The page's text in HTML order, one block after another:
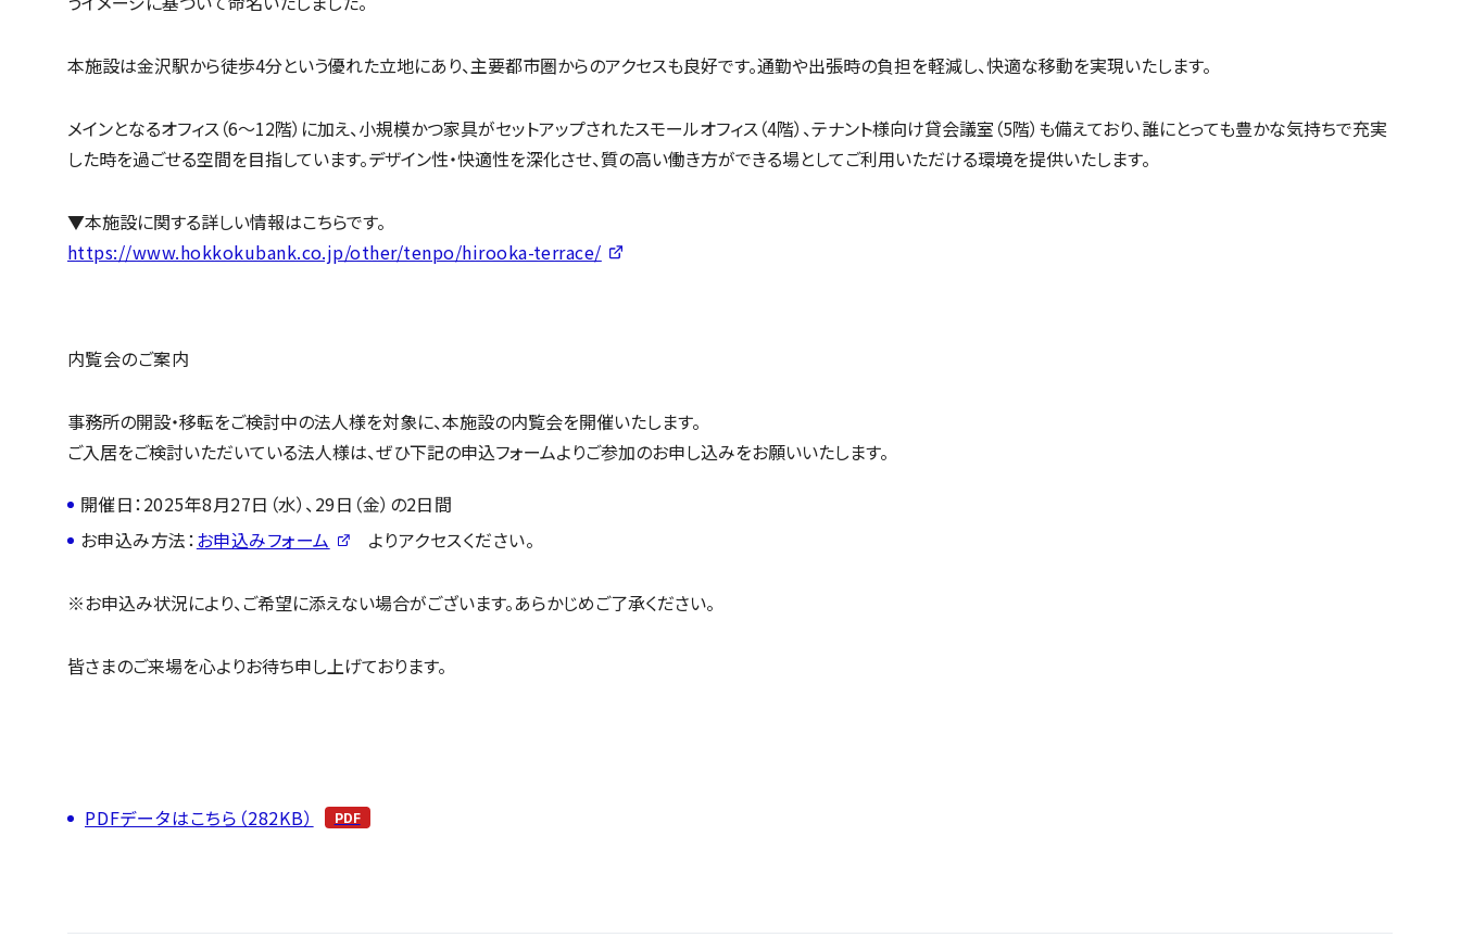
本施設は金沢駅から徒歩4分という優れた立地にあり、主要都市圏からのアクセスも良好です。通勤や出張時の負担を軽減し、快適な移動を実現いたします。
メインとなるオフィス（6～12階）に加え、小規模かつ家具がセットアップされたスモールオフィス（4階）、テナント様向け貸会議室（5階）も備えており、誰にとっても豊かな気持ちで充実
した時を過ごせる空間を目指しています。デザイン性・快適性を深化させ、質の高い働き方ができる場としてご利用いただける環境を提供いたします。
▼本施設に関する詳しい情報はこちらです。
https://www.hokkokubank.co.jp/other/tenpo/hirooka-terrace/
内覧会のご案内
事務所の開設・移転をご検討中の法人様を対象に、本施設の内覧会を開催いたします。
ご入居をご検討いただいている法人様は、ぜひ下記の申込フォームよりご参加のお申し込みをお願いいたします。
開催日：2025年8月27日（水）、29日（金）の2日間
お申込み方法：⁠お申込みフォーム よりアクセスください。
※お申込み状況により、ご希望に添えない場合がございます。あらかじめご了承ください。
皆さまのご来場を心よりお待ち申し上げております。
PDFデータはこちら（282KB）